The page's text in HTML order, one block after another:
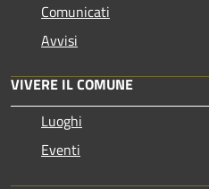
Comunicati
Avvisi
VIVERE IL COMUNE
Luoghi
Eventi